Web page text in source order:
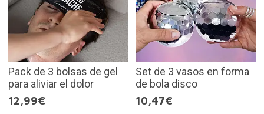
Pack de 3 bolsas de gel
para aliviar el dolor
12,99€
Set de 3 vasos en forma
de bola disco
10,47€